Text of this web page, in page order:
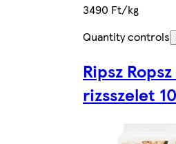
3490 Ft/kg
Quantity controls
Ripsz
rizsszelet